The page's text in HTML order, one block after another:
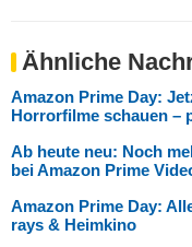
Ähnliche
Amazon Prime Day:
Horrorfilme schauen –
Ab heute neu: Noch
bei Amazon Prime
Amazon Prime Day:
rays & Heimkino